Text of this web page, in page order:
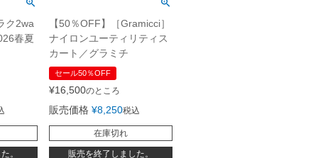
ク2wa
春夏
。
【50％OFF】［Gramicci］
ナイロンユーティリティス
カート／グラミチ
セール50％OFF
¥16,500のところ
販売価格 ¥8,250税込
在庫切れ
販売を終了しました。